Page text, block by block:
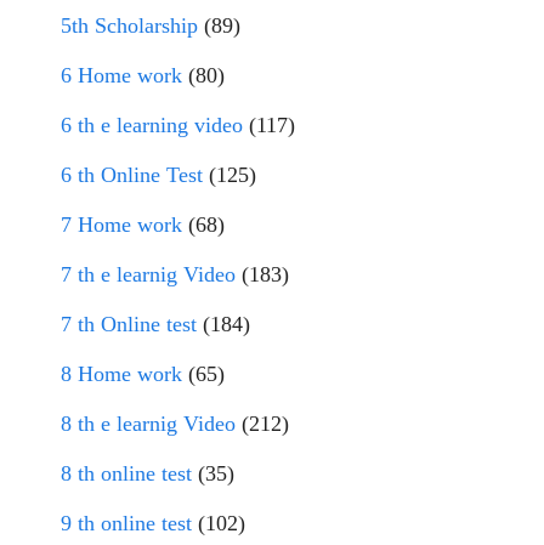
5th Scholarship (89)
6 Home work (80)
6 th e learning video (117)
6 th Online Test (125)
7 Home work (68)
7 th e learnig Video (183)
7 th Online test (184)
8 Home work (65)
8 th e learnig Video (212)
8 th online test (35)
9 th online test (102)